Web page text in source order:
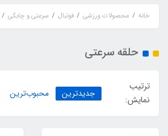
خانه محصولات ورزشی فوتبال سرعتی و چابکی
حلقه سرعتی
ترتیب
نمایش:
جدیدترین محبوب‌ترین